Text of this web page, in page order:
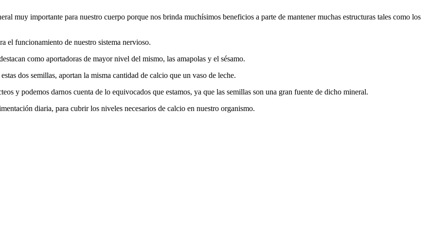
muy importante para nuestro cuerpo porque nos brinda muchísimos beneficios a parte de mantener muchas estructuras tales como los
el funcionamiento de nuestro sistema nervioso.
como aportadoras de mayor nivel del mismo, las amapolas y el sésamo.
dos semillas, aportan la misma cantidad de calcio que un vaso de leche.
y podemos darnos cuenta de lo equivocados que estamos, ya que las semillas son una gran fuente de dicho mineral.
diaria, para cubrir los niveles necesarios de calcio en nuestro organismo.